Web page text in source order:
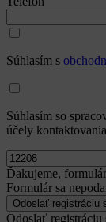
účely kontaktovania
Formulár sa
Odoslať registráciu
Tieto stránky sú
platiaPravidlá
Zatvoriť
*Meno